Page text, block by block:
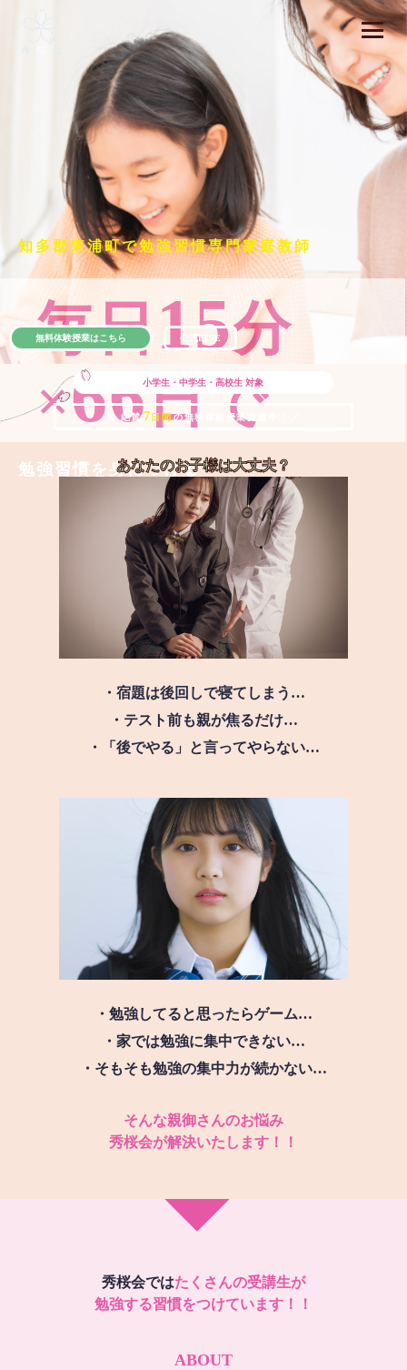
知多郡東浦町で勉強習慣専門家庭教師
毎日15分
×66日で
勉強習慣を身につける
小学生・中学生・高校生 対象
＼ 絶賛 7 日間の無料体験授業実施中!! ／
無料体験授業はこちら 公式LINE
あなたのお子様は大丈夫？
・宿題は後回しで寝てしまう…
・テスト前も親が焦るだけ…
・「後でやる」と言ってやらない…
・勉強してると思ったらゲーム…
・家では勉強に集中できない…
・そもそも勉強の集中力が続かない…
そんな親御さんのお悩み
秀桜会が解決いたします！！
秀桜会ではたくさんの受講生が
勉強する習慣をつけています！！
ABOUT